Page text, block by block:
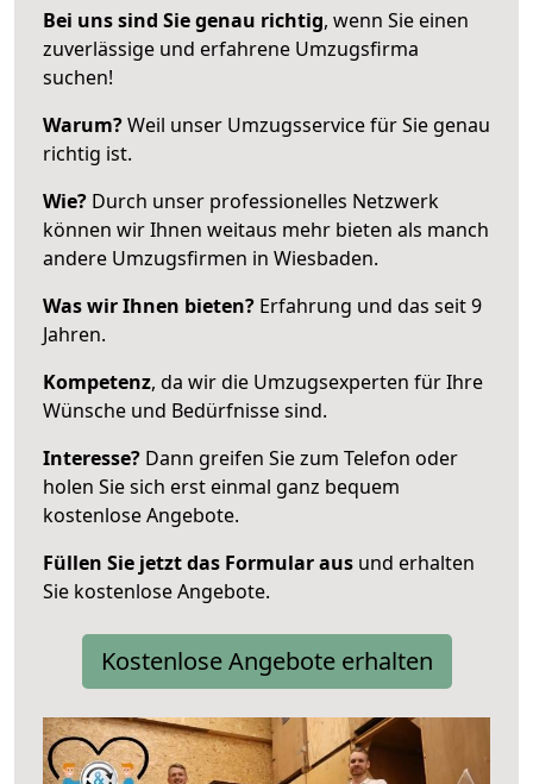
Bei uns sind Sie genau richtig, wenn Sie einen
zuverlässige und erfahrene Umzugsfirma
suchen!
Warum?Weil unser Umzugsservice für Sie genau
richtig ist.
Wie? Durch unser professionelles Netzwerk
können wir Ihnen weitaus mehr bieten als manch
andere Umzugsfirmen in Wiesbaden.
Was wir Ihnen bieten? Erfahrung und das seit 9
Jahren.
Kompetenz, da wir die Umzugsexperten für Ihre
Wünsche und Bedürfnisse sind.
Interesse? Dann greifen Sie zum Telefon oder
holen Sie sich erst einmal ganz bequem
kostenlose Angebote.
Füllen Sie jetzt das Formular aus und erhalten
Sie kostenlose Angebote.
Kostenlose Angebote erhalten